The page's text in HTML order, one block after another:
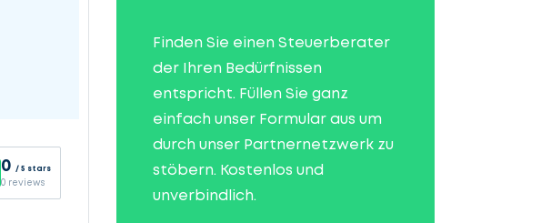
0 / 5 stars
0 reviews
Finden Sie einen Steuerberater
der Ihren Bedürfnissen
entspricht. Füllen Sie ganz
einfach unser Formular aus um
durch unser Partnernetzwerk zu
stöbern. Kostenlos und
unverbindlich.